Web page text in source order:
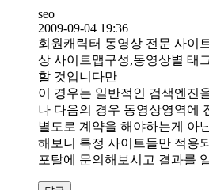
seo
2009-09-04 19:36
회원캐릭터 동영상 전문 사이
상 사이트맵구성,동영상별 태
할 것입니다만
이 경우는 일반적인 검색엔진
나 다음의 경우 동영상영역에
별도로 계약을 해야하는게 아
해보니 특정 사이트들만 적용
포탈에 문의해보시고 결과를